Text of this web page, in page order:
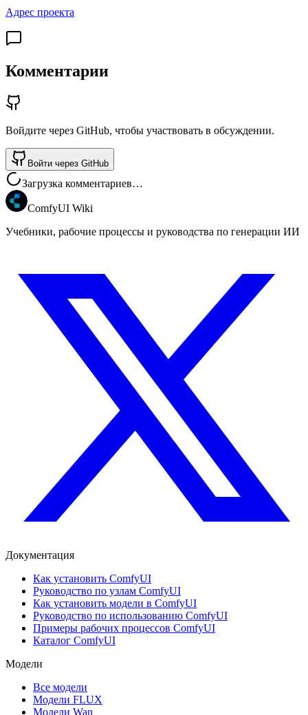
Адрес проекта
Комментарии
Войдите через GitHub, чтобы участвовать в обсуждении.
Войти через GitHub
Загрузка комментариев…
ComfyUI Wiki
Учебники, рабочие процессы и руководства по генерации ИИ
Документация
Как установить ComfyUI
Руководство по узлам ComfyUI
Как установить модели в ComfyUI
Руководство по использованию ComfyUI
Примеры рабочих процессов ComfyUI
Каталог ComfyUI
Модели
Все модели
Модели FLUX
Модели Wan